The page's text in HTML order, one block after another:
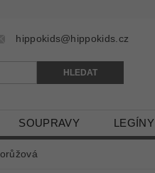
hippokids@hippokids.cz
SOUPRAVY LEGÍNY